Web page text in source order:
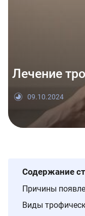
Лечение
09.10.2024
Содержание
Причины
Виды